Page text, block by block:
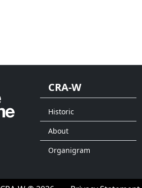
CRA-W
Historic
About
Organigram